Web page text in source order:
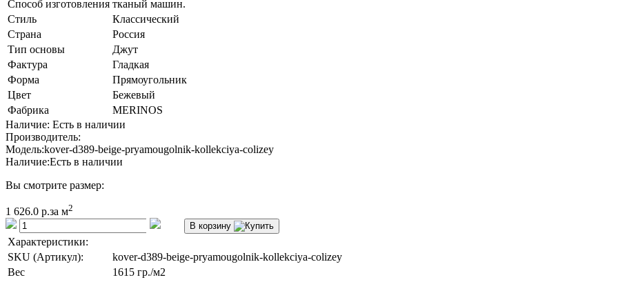
Способ изготовления тканый машин.
Стиль
Классический
Страна
Россия
Тип основы
Джут
Фактура
Гладкая
Форма
Прямоугольник
Цвет
Бежевый
Фабрика
MERINOS
Наличие: Есть в наличии
Производитель:
Модель:kover-d389-beige-pryamougolnik-kollekciya-colizey
Наличие:Есть в наличии
Вы смотрите размер:
1 626.0 р.за м2
В корзину
Характеристики:
SKU (Артикул):
kover-d389-beige-pryamougolnik-kollekciya-colizey
Вес
1615 гр./м2